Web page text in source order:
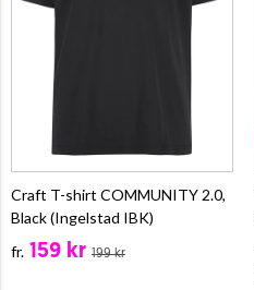
Craft T-shirt COMMUNITY 2.0,
Black (Ingelstad IBK)
fr. 159 kr 199 kr